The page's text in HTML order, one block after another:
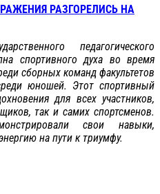
РАЗГОРЕЛИСЬ НА
педагогического
спортивного духа во время
сборных команд факультетов
юношей. Этот спортивный
для всех участников,
так и самих спортсменов.
свои навыки,
на пути к триумфу.